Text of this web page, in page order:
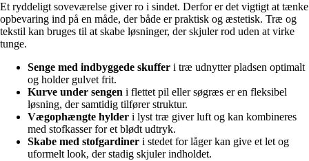
Et ryddeligt soveværelse giver ro i sindet. Derfor er det vigtigt at tænke
opbevaring ind på en måde, der både er praktisk og æstetisk. Træ og
tekstil kan bruges til at skabe løsninger, der skjuler rod uden at virke
tunge.
Senge med indbyggede skuffer i træ udnytter pladsen optimalt
og holder gulvet frit.
Kurve under sengen i flettet pil eller søgræs er en fleksibel
løsning, der samtidig tilfører struktur.
Vægophængte hylder i lyst træ giver luft og kan kombineres
med stofkasser for et blødt udtryk.
Skabe med stofgardiner i stedet for låger kan give et let og
uformelt look, der stadig skjuler indholdet.